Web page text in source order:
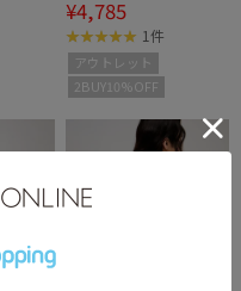
ムプルオーバー
¥4,785
1件
アウトレット
2BUY10%OFF